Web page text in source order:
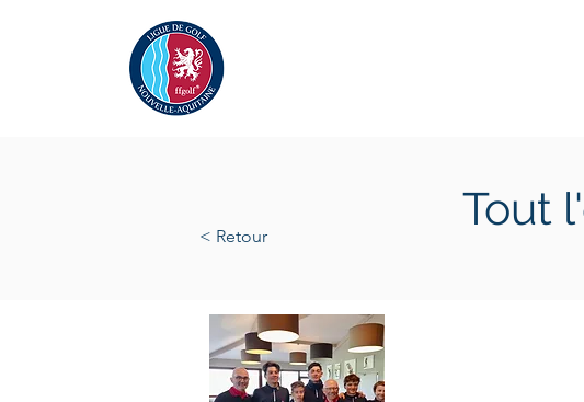
Tout
< Retour